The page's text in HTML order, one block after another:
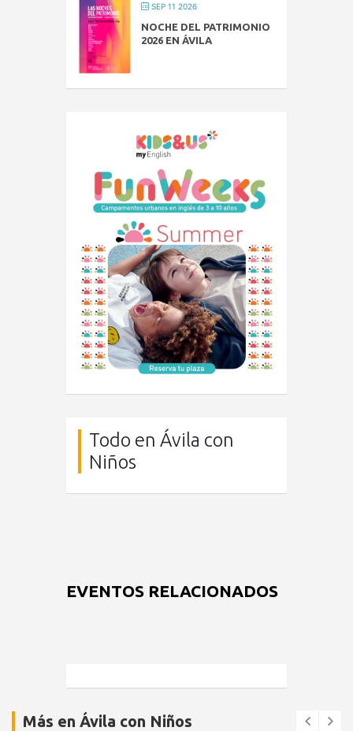
SEP 11 2026
NOCHE DEL PATRIMONIO
2026 EN ÁVILA
Todo en Ávila con
Niños
EVENTOS RELACIONADOS
Más en Ávila con Niños